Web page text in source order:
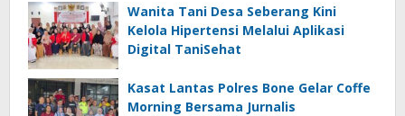
Wanita Tani Desa Seberang Kini
Kelola Hipertensi Melalui Aplikasi
Digital TaniSehat
Kasat Lantas Polres Bone Gelar Coffe
Morning Bersama Jurnalis